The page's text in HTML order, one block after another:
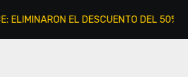
EL DESCUENTO DEL 50%